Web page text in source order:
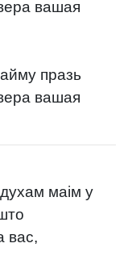
вашая
празь
вашая
маім у
вас,